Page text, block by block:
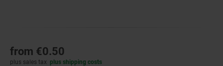
from €0.50
plus sales tax plus shipping costs